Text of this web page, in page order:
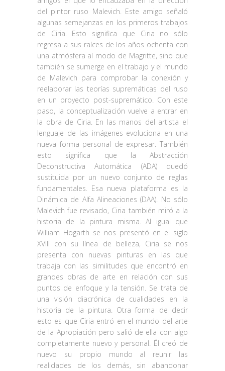
del pintor ruso Malevich. Este amigo señaló
algunas semejanzas en los primeros trabajos
de Ciria. Esto significa que Ciria no sólo
regresa a sus raíces de los años ochenta con
una atmósfera al modo de Magritte, sino que
también se sumerge en el trabajo y el mundo
de Malevich para comprobar la conexión y
reelaborar las teorías supremáticas del ruso
en un proyecto post-supremático. Con este
paso, la conceptualización vuelve a entrar en
la obra de Ciria. En las manos del artista el
lenguaje de las imágenes evoluciona en una
nueva forma personal de expresar. También
esto significa que la Abstracción
Deconstructiva Automática (ADA) quedó
sustituida por un nuevo conjunto de reglas
fundamentales. Esa nueva plataforma es la
Dinámica de Alfa Alineaciones (DAA). No sólo
Malevich fue revisado, Ciria también miró a la
historia de la pintura misma. Al igual que
William Hogarth se nos presentó en el siglo
XVIII con su línea de belleza, Ciria se nos
presenta con nuevas pinturas en las que
trabaja con las similitudes que encontró en
grandes obras de arte en relación con sus
puntos de enfoque y la tensión. Se trata de
una visión diacrónica de cualidades en la
historia de la pintura. Otra forma de decir
esto es que Ciria entró en el mundo del arte
de la Apropiación pero salió de ella con algo
completamente nuevo y personal. Él creó de
nuevo su propio mundo al reunir las
realidades de los demás, sin abandonar